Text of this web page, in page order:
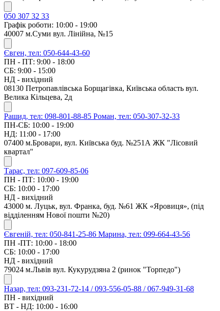
050 307 32 33
Графік роботи: 10:00 - 19:00
40007 м.Суми вул. Лінійна, №15
Євген, тел: 050-644-43-60
ПН - ПТ: 9:00 - 18:00
СБ: 9:00 - 15:00
НД - вихідний
08130 Петропавлівська Борщагівка, Київська область вул.
Велика Кільцева, 2д
Рашид, тел: 098-801-88-85 Роман, тел: 050-307-32-33
ПН-СБ: 10:00 - 19:00
НД: 11:00 - 17:00
07400 м.Бровари, вул. Київська буд. №251А ЖК "Лісовий
квартал"
Тарас, тел: 097-609-85-06
ПН - ПТ: 10:00 - 19:00
СБ: 10:00 - 17:00
НД - вихідний
43000 м. Луцьк, вул. Франка, буд. №61 ЖК «Яровиця», (під
відділенням Нової пошти №20)
Євгеній, тел: 050-841-25-86 Марина, тел: 099-664-43-56
ПН -ПТ: 10:00 - 18:00
СБ: 10:00 - 17:00
НД - вихідний
79024 м.Львів вул. Кукурудзяна 2 (ринок "Торпедо")
Назар, тел: 093-231-72-14 / 093-556-05-88 / 067-949-31-68
ПН - вихідний
ВТ - НД: 10:00 - 16:00